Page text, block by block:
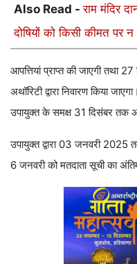
Also Read -राम मंदिर
दोषियों को किसी कीमत पर
आपत्तियां प्राप्त की जाएगी तथा
अथॉरिटी द्वारा निवारण किया
उपायुक्त के समक्ष 31 दिसंबर तक
उपायुक्त द्वारा 03 जनवरी 2025
6 जनवरी को मतदाता सूची का